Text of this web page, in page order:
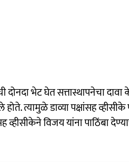
दोनदा भेट घेत सत्तास्थापनेचा
त्यामुळे डाव्या पक्षांसह
व्हीसीकेने विजय यांना पाठिंबा